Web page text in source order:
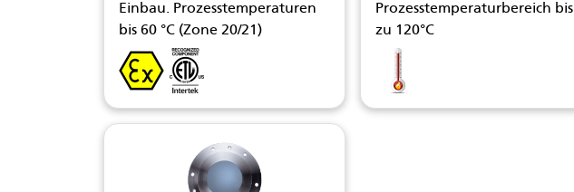
Einbau. Prozesstemperaturen
bis 60 °C (Zone 20/21)
Prozesstemperaturbereich bis
zu 120°C